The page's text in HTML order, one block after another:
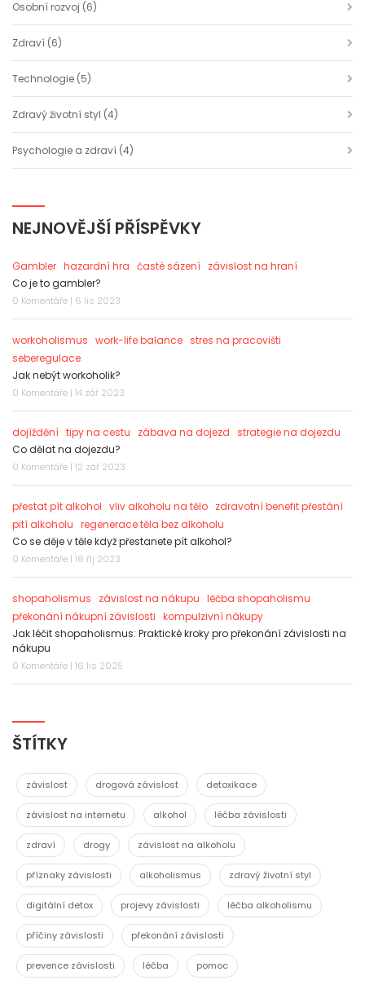
Osobní rozvoj (6)
Zdraví (6)
Technologie (5)
Zdravý životní styl (4)
Psychologie a zdraví (4)
NEJNOVĚJŠÍ PŘÍSPĚVKY
Gambler hazardní hra časté sázení závislost na hraní
Co je to gambler?
0 Komentáře | 6 lis 2023
workoholismus work-life balance stres na pracovišti
seberegulace
Jak nebýt workoholik?
0 Komentáře | 14 zář 2023
dojíždění tipy na cestu zábava na dojezd strategie na dojezdu
Co dělat na dojezdu?
0 Komentáře | 12 zář 2023
přestat pít alkohol vliv alkoholu na tělo zdravotní benefit přestání
pití alkoholu regenerace těla bez alkoholu
Co se děje v těle když přestanete pít alkohol?
0 Komentáře | 16 říj 2023
shopaholismus závislost na nákupu léčba shopaholismu
překonání nákupní závislosti kompulzivní nákupy
Jak léčit shopaholismus: Praktické kroky pro překonání závislosti na
nákupu
0 Komentáře | 16 lis 2025
ŠTÍTKY
závislost drogová závislost detoxikace
závislost na internetu alkohol léčba závislosti
zdraví drogy závislost na alkoholu
příznaky závislosti alkoholismus zdravý životní styl
digitální detox projevy závislosti léčba alkoholismu
příčiny závislosti překonání závislosti
prevence závislosti léčba pomoc